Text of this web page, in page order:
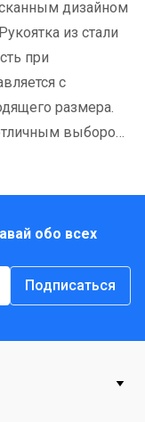
дизайном
из стали
при
с
размера.
выбором
и для
обо всех
Подписаться